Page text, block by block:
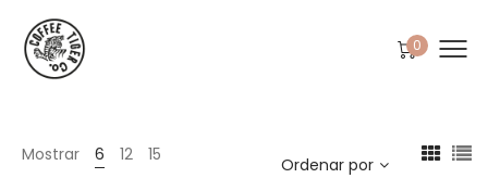
0
Mostrar 6 12 15 Ordenar por